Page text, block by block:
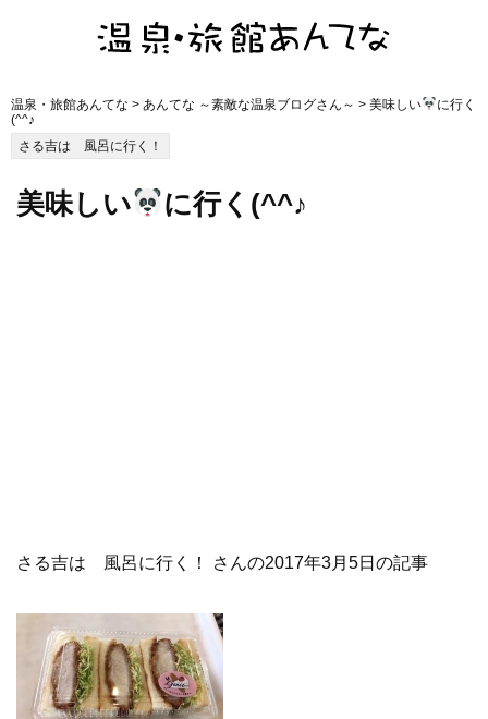
温泉・旅館あんてな > あんてな ～素敵な温泉ブログさん～ > 美味しい
に行く
(^^♪
さる吉は 風呂に行く！
美味しい に行く(^^♪
さる吉は 風呂に行く！ さんの2017年3月5日の記事